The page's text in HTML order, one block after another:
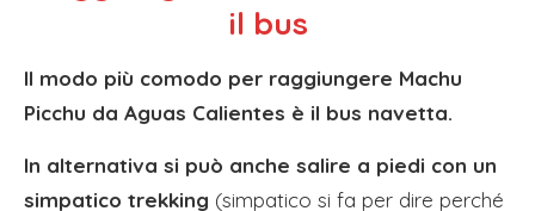
il bus
Il modo più comodo per raggiungere Machu
Picchu da Aguas Calientes è il bus navetta.
In alternativa si può anche salire a piedi con un
simpatico trekking (simpatico si fa per dire perché